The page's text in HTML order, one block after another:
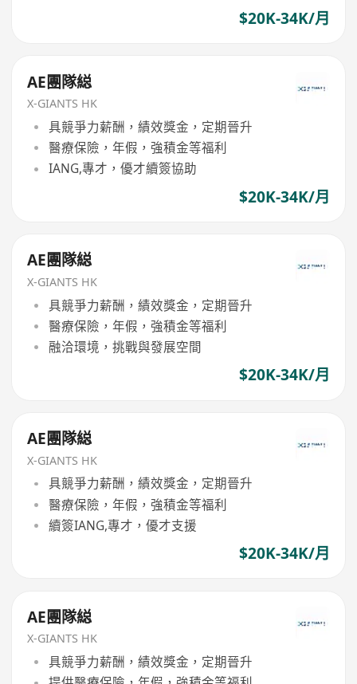
$20K-34K/月
AE團隊縂
X-GIANTS HK
具競爭力薪酬，績效獎金，定期晉升
醫療保險，年假，強積金等福利
IANG,專才，優才續簽協助
$20K-34K/月
AE團隊縂
X-GIANTS HK
具競爭力薪酬，績效獎金，定期晉升
醫療保險，年假，強積金等福利
融洽環境，挑戰與發展空間
$20K-34K/月
AE團隊縂
X-GIANTS HK
具競爭力薪酬，績效獎金，定期晉升
醫療保險，年假，強積金等福利
續簽IANG,專才，優才支援
$20K-34K/月
AE團隊縂
X-GIANTS HK
具競爭力薪酬，績效獎金，定期晉升